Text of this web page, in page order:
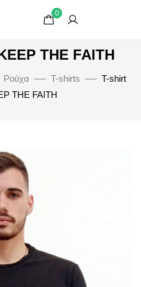
0
THE FAITH
Ρούχα T-shirts
T-shirt
THE FAITH